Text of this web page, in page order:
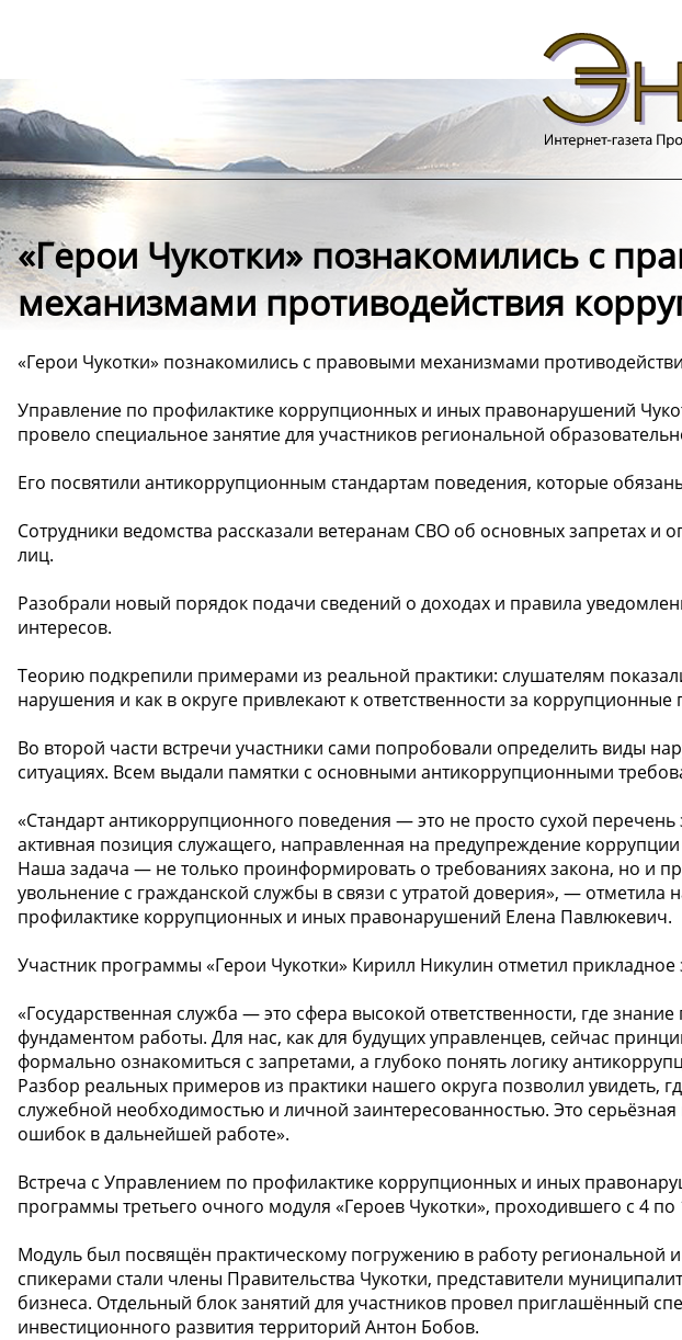
«Герои Чукотки» познакомились с
механизмами противодействия
«Герои Чукотки» познакомились с правовыми механизмами
Управление по профилактике коррупционных и иных правонарушений
провело специальное занятие для участников региональной
Его посвятили антикоррупционным стандартам поведения, которые
️Сотрудники ведомства рассказали ветеранам СВО об основных запретах и
лиц.
️Разобрали новый порядок подачи сведений о доходах и правила
интересов.
️Теорию подкрепили примерами из реальной практики: слушателям
нарушения и как в округе привлекают к ответственности за коррупционные
Во второй части встречи участники сами попробовали определить виды
ситуациях. Всем выдали памятки с основными антикоррупционными
«Стандарт антикоррупционного поведения — это не просто сухой
активная позиция служащего, направленная на предупреждение
Наша задача — не только проинформировать о требованиях закона, но и
увольнение с гражданской службы в связи с утратой доверия», — отметила
профилактике коррупционных и иных правонарушений Елена Павлюкевич.
Участник программы «Герои Чукотки» Кирилл Никулин отметил прикладное
«Государственная служба — это сфера высокой ответственности, где
фундаментом работы. Для нас, как для будущих управленцев, сейчас
формально ознакомиться с запретами, а глубоко понять логику
Разбор реальных примеров из практики нашего округа позволил увидеть,
служебной необходимостью и личной заинтересованностью. Это серьёзная
ошибок в дальнейшей работе».
Встреча с Управлением по профилактике коррупционных и иных
программы третьего очного модуля «Героев Чукотки», проходившего с 4 по
Модуль был посвящён практическому погружению в работу региональной
спикерами стали члены Правительства Чукотки, представители
бизнеса. Отдельный блок занятий для участников провел приглашённый
инвестиционного развития территорий Антон Бобов.